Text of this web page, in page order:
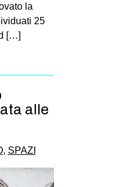
la
25
[…]
alle
, SPAZI